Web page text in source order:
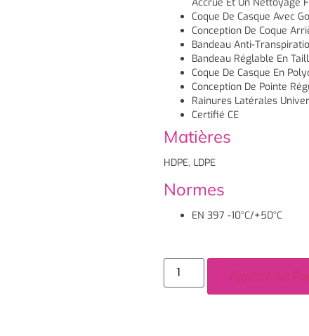
Coque De Casque Avec
Conception De Coque
Bandeau Anti-
Bandeau Réglable En
Coque De Casque En
Conception De Pointe
Rainures Latérales
Certifié CE
Matières
HDPE, LDPE
Normes
EN 397 -10°C/+50°C
Ajouter Au